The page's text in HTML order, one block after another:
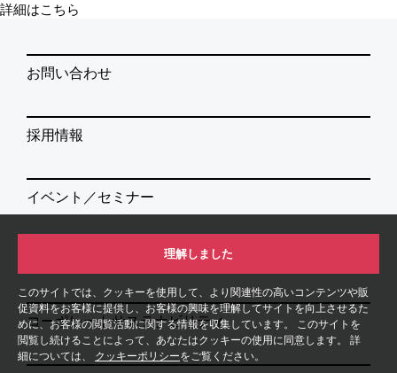
このサイトでは、クッキーを使用して、より関連性の高いコンテンツや販
促資料をお客様に提供し、お客様の興味を理解してサイトを向上させるた
めに、お客様の閲覧活動に関する情報を収集しています。 このサイトを
閲覧し続けることによって、あなたはクッキーの使用に同意します。 詳
細については、 クッキーポリシーをご覧ください。
理解しました
詳細はこちら
お問い合わせ
採用情報
イベント／セミナー
コーポレートサステナビリティ